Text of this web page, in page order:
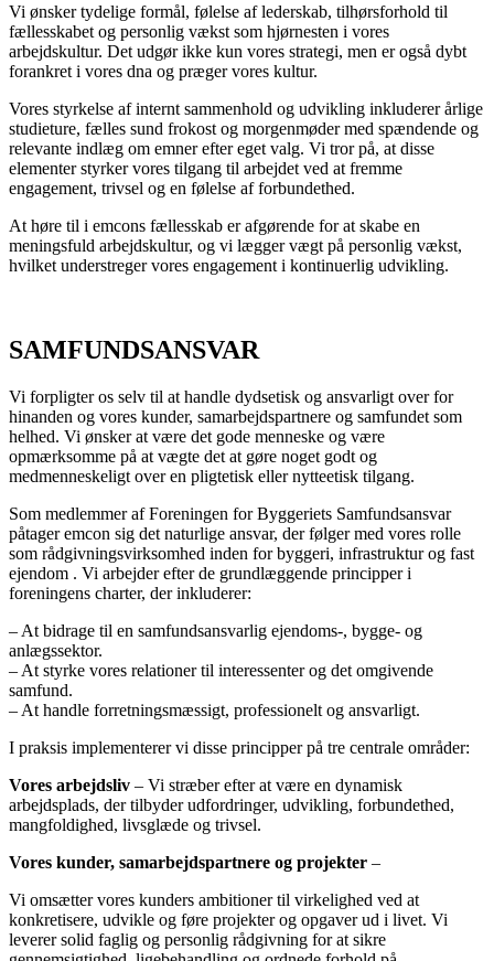
Vi ønsker tydelige formål, følelse af lederskab, tilhørsforhold til
fællesskabet og personlig vækst som hjørnesten i vores
arbejdskultur. Det udgør ikke kun vores strategi, men er også dybt
forankret i vores dna og præger vores kultur.
Vores styrkelse af internt sammenhold og udvikling inkluderer årlige
studieture, fælles sund frokost og morgenmøder med spændende og
relevante indlæg om emner efter eget valg. Vi tror på, at disse
elementer styrker vores tilgang til arbejdet ved at fremme
engagement, trivsel og en følelse af forbundethed.
At høre til i emcons fællesskab er afgørende for at skabe en
meningsfuld arbejdskultur, og vi lægger vægt på personlig vækst,
hvilket understreger vores engagement i kontinuerlig udvikling.
SAMFUNDSANSVAR
Vi forpligter os selv til at handle dydsetisk og ansvarligt over for
hinanden og vores kunder, samarbejdspartnere og samfundet som
helhed. Vi ønsker at være det gode menneske og være
opmærksomme på at vægte det at gøre noget godt og
medmenneskeligt over en pligtetisk eller nytteetisk tilgang.
Som medlemmer af Foreningen for Byggeriets Samfundsansvar
påtager emcon sig det naturlige ansvar, der følger med vores rolle
som rådgivningsvirksomhed inden for byggeri, infrastruktur og fast
ejendom . Vi arbejder efter de grundlæggende principper i
foreningens charter, der inkluderer:
– At bidrage til en samfundsansvarlig ejendoms-, bygge- og
anlægssektor.
– At styrke vores relationer til interessenter og det omgivende
samfund.
– At handle forretningsmæssigt, professionelt og ansvarligt.
I praksis implementerer vi disse principper på tre centrale områder:
Vores arbejdsliv – Vi stræber efter at være en dynamisk
arbejdsplads, der tilbyder udfordringer, udvikling, forbundethed,
mangfoldighed, livsglæde og trivsel.
Vores kunder, samarbejdspartnere og projekter –
Vi omsætter vores kunders ambitioner til virkelighed ved at
konkretisere, udvikle og føre projekter og opgaver ud i livet. Vi
leverer solid faglig og personlig rådgivning for at sikre